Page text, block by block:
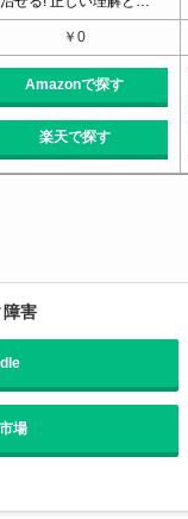
￥0
Amazonで探す
楽天で探す
障害
場